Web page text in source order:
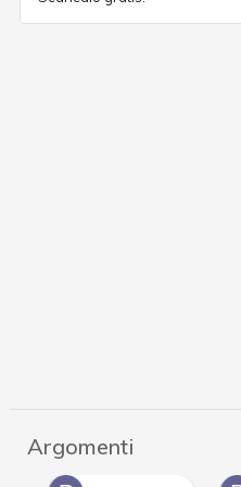
Argomenti